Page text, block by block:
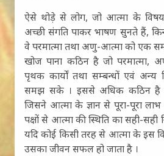
ऐसे थोड़े से लोग, जो आत्मा के
अच्छी संगति पाकर भाषण सुनते हैं,
वे परमात्मा तथा अणु-आत्मा को एक
खोज पाना कठिन है जो
पृथक कार्यों तथा सम्बन्धों एवं अन्य
समझ सके । इससे अधिक कठिन है
जिसने आत्मा के ज्ञान से पूरा-पूरा
पक्षों से आत्मा की स्थिति का सही-सही
यदि कोई किसी तरह से आत्मा के इस
उसका जीवन सफल हो जाता है ।